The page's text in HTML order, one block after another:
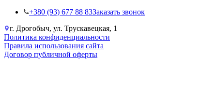
+38‎0 (93) 677 88 83Заказать звонок
г. Дрогобыч, ул. Трускавецкая, 1
Политика конфиденциальности
Правила использования сайта
Договор публичной оферты